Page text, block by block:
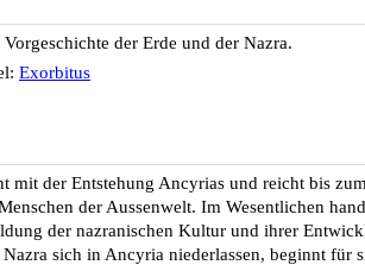
der Erde und der Nazra.
Exorbitus
mit der Entstehung Ancyrias und reicht bis
der Aussenwelt. Im Wesentlichen
der nazranischen Kultur und ihrer
Nazra sich in Ancyria niederlassen, beginnt für